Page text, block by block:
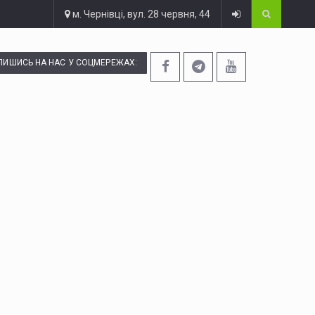
м. Чернівці, вул. 28 червня, 44
НА НАС У СОЦМЕРЕЖАХ: